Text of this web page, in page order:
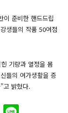
이 준비한 핸드드립
생들의 작품 50여점
기량과 열정을 몸
들의 여가생활을 증
고 밝혔다.